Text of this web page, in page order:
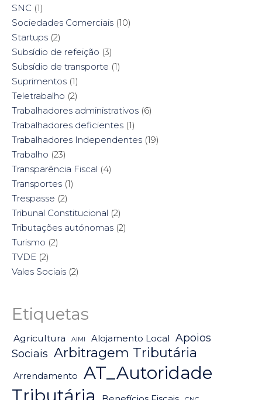
SNC (1)
Sociedades Comerciais (10)
Startups (2)
Subsídio de refeição (3)
Subsídio de transporte (1)
Suprimentos (1)
Teletrabalho (2)
Trabalhadores administrativos (6)
Trabalhadores deficientes (1)
Trabalhadores Independentes (19)
Trabalho (23)
Transparência Fiscal (4)
Transportes (1)
Trespasse (2)
Tribunal Constitucional (2)
Tributações autónomas (2)
Turismo (2)
TVDE (2)
Vales Sociais (2)
Etiquetas
Agricultura AIMI Alojamento Local
Apoios
Sociais Arbitragem Tributária
Arrendamento
AT_Autoridade
Tributária